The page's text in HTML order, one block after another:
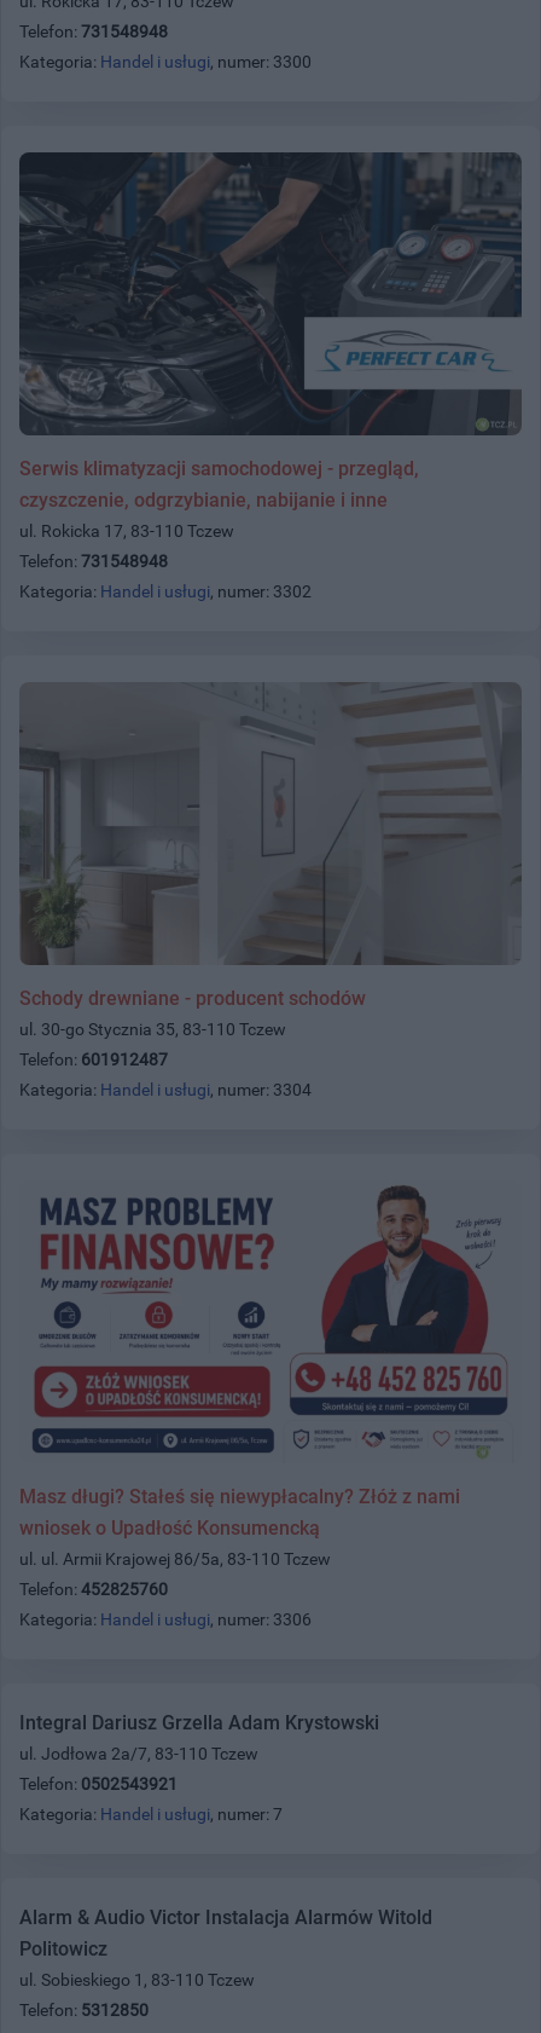
Telefon: 731548948
Kategoria: Handel i usługi, numer: 3300
Serwis klimatyzacji samochodowej - przegląd,
czyszczenie, odgrzybianie, nabijanie i inne
ul. Rokicka 17, 83-110 Tczew
Telefon: 731548948
Kategoria: Handel i usługi, numer: 3302
Schody drewniane - producent schodów
ul. 30-go Stycznia 35, 83-110 Tczew
Telefon: 601912487
Kategoria: Handel i usługi, numer: 3304
Masz długi? Stałeś się niewypłacalny? Złóż z nami
wniosek o Upadłość Konsumencką
ul. ul. Armii Krajowej 86/5a, 83-110 Tczew
Telefon: 452825760
Kategoria: Handel i usługi, numer: 3306
Integral Dariusz Grzella Adam Krystowski
ul. Jodłowa 2a/7, 83-110 Tczew
Telefon: 0502543921
Kategoria: Handel i usługi, numer: 7
Alarm & Audio Victor Instalacja Alarmów Witold
Politowicz
ul. Sobieskiego 1, 83-110 Tczew
Telefon: 5312850